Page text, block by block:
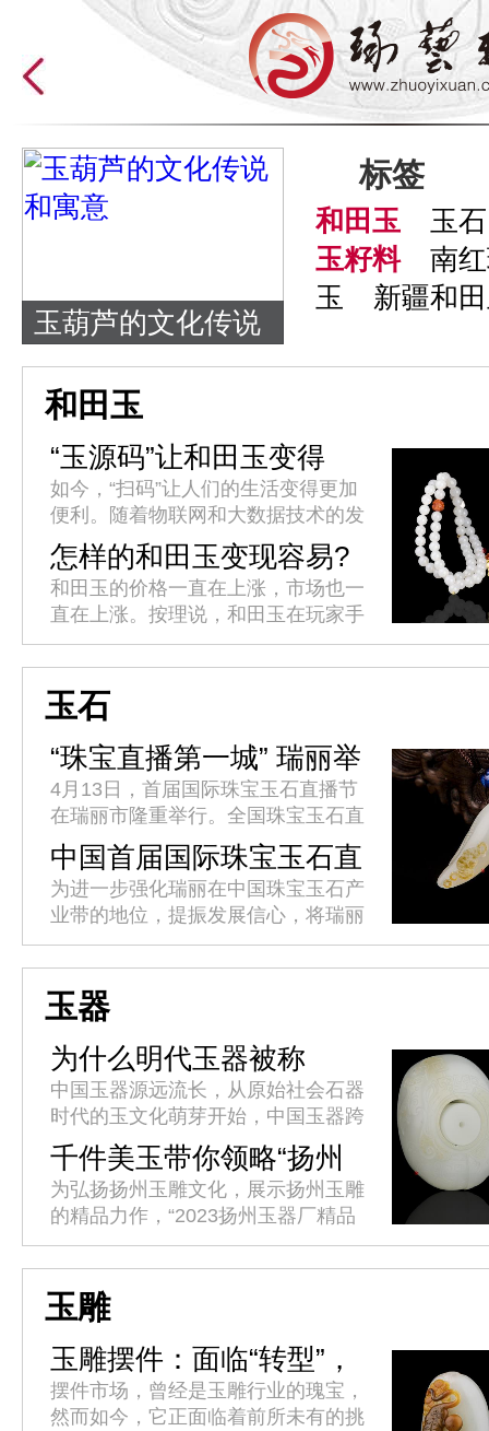
玉葫芦的文化传说
和寓意
标签
和田玉
玉石
玉籽料
南
玉
新疆和
和田玉
“玉源码”让和田玉变得
更“透明”
如今，“扫码”让人们的生活变得更加
便利。随着物联网和大数据技术的发
展，一个小小的二维码轻松实现了各
类产品溯源体系的构建，以其便捷、
快速、直观的响应模式，让企业产...
怎样的和田玉变现容易?
和田玉的价格一直在上涨，市场也一
直在上涨。按理说，和田玉在玩家手
中变现，应该很容易吧?为什么我们
仍然发现很多时候很难兑现?是什么
导致和田玉变现难?如何解决和田
玉...
玉石
“珠宝直播第一城” 瑞丽举
办首届国际珠宝玉石直播
节
4月13日，首届国际珠宝玉石直播节
在瑞丽市隆重举行。全国珠宝玉石直
播界精英代表汇聚瑞丽，共同见证这
一辉煌时刻，推动珠宝玉石直播产业
发展迈上新台阶。省委网信办副主...
中国首届国际珠宝玉石直
播节4月10日至15日将在
瑞丽举办
为进一步强化瑞丽在中国珠宝玉石产
业带的地位，提振发展信心，将瑞丽
打造为“中国珠宝玉石直播第一城”，
促进经济社会高质量跨越式发展，瑞
丽市将于4月10日至15日举办...
玉器
为什么明代玉器被称
作“粗大明”
中国玉器源远流长，从原始社会石器
时代的玉文化萌芽开始，中国玉器跨
越了8000余年的漫长岁月，足迹贯
穿了中华文明的全部历程，因此具备
其他历史文化遗存难以比拟的连贯...
千件美玉带你领略“扬州
工” 2023扬州玉器厂精品
玉器展开展
为弘扬扬州玉雕文化，展示扬州玉雕
的精品力作，“2023扬州玉器厂精品
玉器展”今天(4月17日)在扬州京华城
商业综合体隆重开幕。
玉雕
玉雕摆件：面临“转型”，
未来之路将何去何从?
摆件市场，曾经是玉雕行业的瑰宝，
然而如今，它正面临着前所未有的挑